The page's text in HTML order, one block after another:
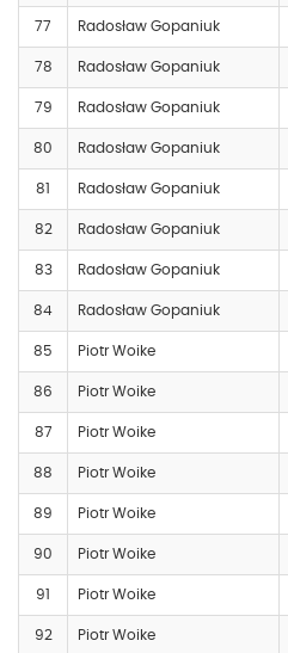
77 Radosław Gopaniuk
78 Radosław Gopaniuk
79 Radosław Gopaniuk
80 Radosław Gopaniuk
81 Radosław Gopaniuk
82 Radosław Gopaniuk
83 Radosław Gopaniuk
84 Radosław Gopaniuk
85 Piotr Woike
86 Piotr Woike
87 Piotr Woike
88 Piotr Woike
89 Piotr Woike
90 Piotr Woike
91 Piotr Woike
92 Piotr Woike